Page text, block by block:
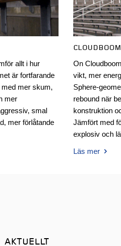
allt i hur
är fortfarande
mer skum,
mer
smal
mer förlåtande
On
vikt, mer
Sphere-
rebound när
konstruktion
Jämfört med
explosiv och
Läs mer
AKTUELLT